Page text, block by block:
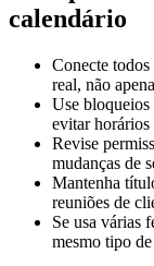
calendário
Conecte
real, não
Use bloqueios
evitar horários
Revise
mudanças de
Mantenha
reuniões de
Se usa várias
mesmo tipo